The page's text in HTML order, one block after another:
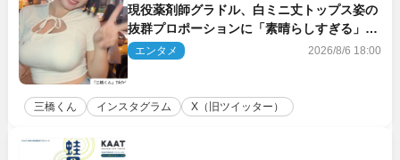
現役薬剤師グラドル、白ミニ丈トップス姿の
抜群プロポーションに「素晴らしすぎる」
「すっっっご！」とネット絶賛
エンタメ 2026/8/6 18:00
三橋くん インスタグラム X（旧ツイッター）